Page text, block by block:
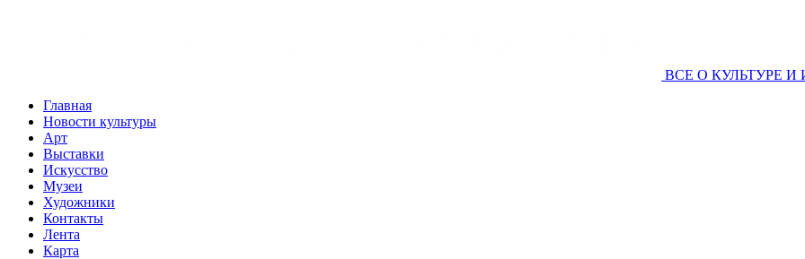
ВСЕ О КУЛЬТУРЕ И
Главная
Новости культуры
Арт
Выставки
Искусство
Музеи
Художники
Контакты
Лента
Карта